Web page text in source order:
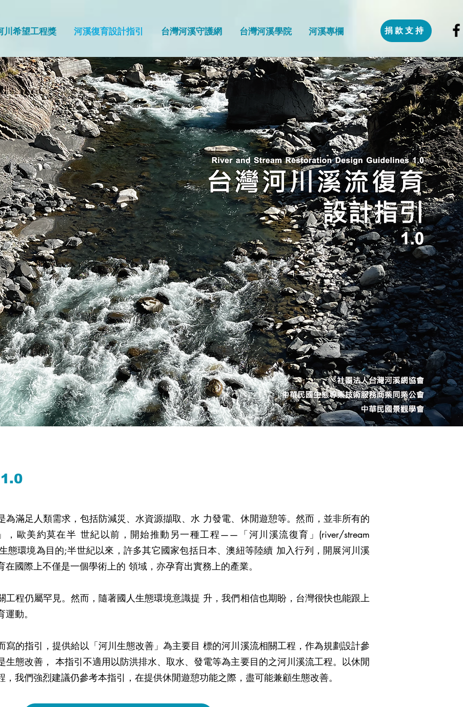
川希望工程獎 河溪復育設計指引 台灣河溪守護網 台灣河溪學院 河溪專欄 捐款支持
1.0
為滿足人類需求，包括防減災、水資源擷取、水 力發電、休閒遊憩等。然而，並非所有的
，歐美約莫在半 世紀以前，開始推動另一種工程——「河川溪流復育」(river/stream
態環境為目的;半世紀以來，許多其它國家包括日本、澳紐等陸續 加入行列，開展河川溪
國際上不僅是一個學術上的 領域，亦孕育出實務上的產業。
工程仍屬罕見。然而，隨著國人生態環境意識提 升，我們相信也期盼，台灣很快也能跟上
動。
寫的指引，提供給以「河川生態改善」為主要目 標的河川溪流相關工程，作為規劃設計參
生態改善， 本指引不適用以防洪排水、取水、發電等為主要目的之河川溪流工程。以休閒
我們強烈建議仍參考本指引，在提供休閒遊憩功能之際，盡可能兼顧生態改善。